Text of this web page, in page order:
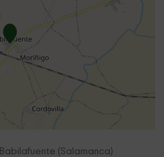
Babilafuente (Salamanca)